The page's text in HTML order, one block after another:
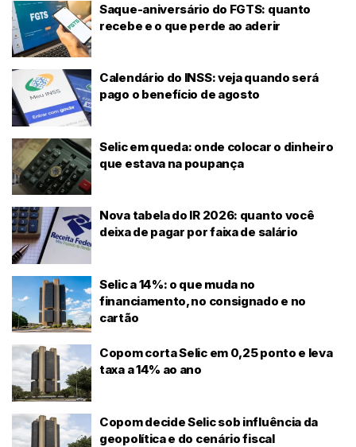
Saque-aniversário do FGTS: quanto
recebe e o que perde ao aderir
Calendário do INSS: veja quando será
pago o benefício de agosto
Selic em queda: onde colocar o dinheiro
que estava na poupança
Nova tabela do IR 2026: quanto você
deixa de pagar por faixa de salário
Selic a 14%: o que muda no
financiamento, no consignado e no
cartão
Copom corta Selic em 0,25 ponto e leva
taxa a 14% ao ano
Copom decide Selic sob influência da
geopolítica e do cenário fiscal